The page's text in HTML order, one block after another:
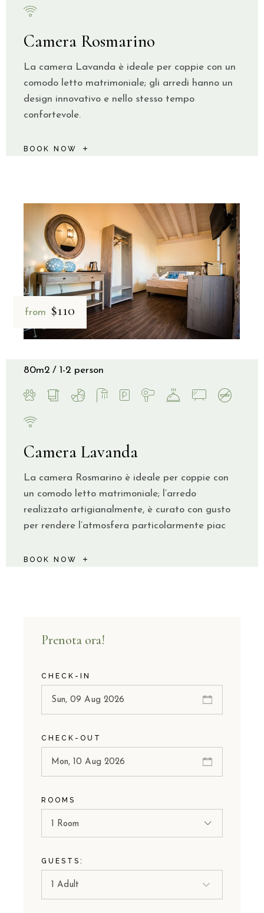
Camera Rosmarino
La camera Lavanda è ideale per coppie con un
comodo letto matrimoniale; gli arredi hanno un
design innovativo e nello stesso tempo
confortevole.
BOOK NOW
from $110
Camera Lavanda
La camera Rosmarino è ideale per coppie con
un comodo letto matrimoniale; l’arredo
realizzato artigianalmente, è curato con gusto
per rendere l’atmosfera particolarmente piac
BOOK NOW
80m2 1-2 person
Prenota ora!
CHECK-IN
CHECK-OUT
ROOMS
1 Room
GUESTS: